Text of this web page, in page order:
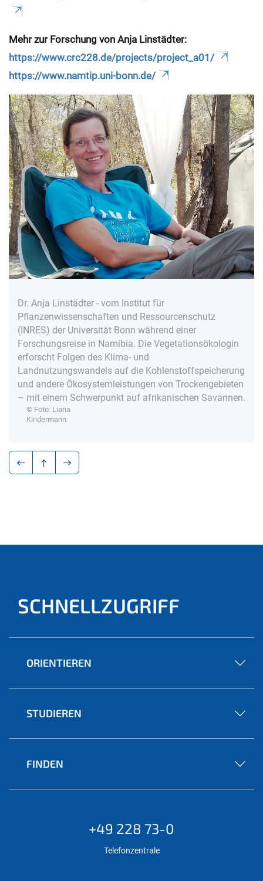
Mehr zur Forschung von Anja Linstädter:
https://www.crc228.de/projects/project_a01/
https://www.namtip.uni-bonn.de/
Dr. Anja Linstädter - vom Institut für
Pflanzenwissenschaften und Ressourcenschutz
(INRES) der Universität Bonn während einer
Forschungsreise in Namibia. Die Vegetationsökologin
erforscht Folgen des Klima- und
Landnutzungswandels auf die Kohlenstoffspeicherung
und andere Ökosystemleistungen von Trockengebieten
– mit einem Schwerpunkt auf afrikanischen Savannen.
© Foto: Liana
Kindermann
SCHNELLZUGRIFF
ORIENTIEREN
STUDIEREN
FINDEN
+49 228 73-0
Telefonzentrale